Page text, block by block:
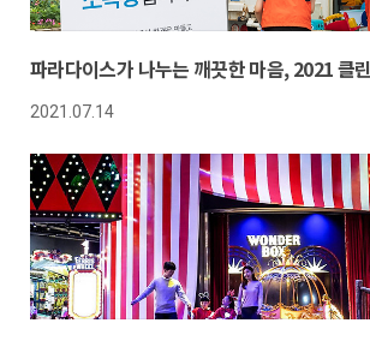
파라다이스가 나누는 깨끗한 마음, 2021 클
2021.07.14